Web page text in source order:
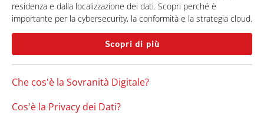
residenza e dalla localizzazione dei dati. Scopri perché è
importante per la cybersecurity, la conformità e la strategia cloud.
Scopri di più
Che cos'è la Sovranità Digitale?
Cos'è la Privacy dei Dati?